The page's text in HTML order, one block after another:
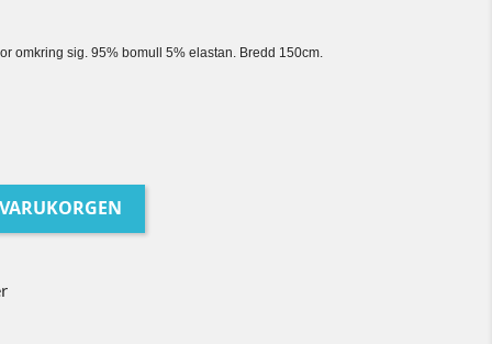
omkring sig. 95% bomull 5% elastan. Bredd 150cm.